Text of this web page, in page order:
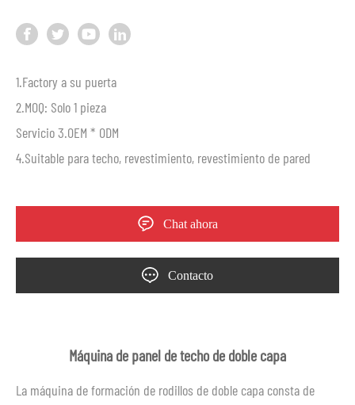
1.Factory a su puerta
2.MOQ: Solo 1 pieza
Servicio 3.OEM * ODM
4.Suitable para techo, revestimiento, revestimiento de pared
Chat ahora
Contacto
Máquina de panel de techo de doble capa
La máquina de formación de rodillos de doble capa consta de